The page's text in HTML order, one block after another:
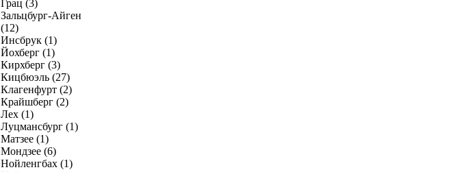
Грац (3)
Зальцбург-Айген
(12)
Инсбрук (1)
Йохберг (1)
Кирхберг (3)
Кицбюэль (27)
Клагенфурт (2)
Крайшберг (2)
Лех (1)
Луцмансбург (1)
Матзее (1)
Мондзее (6)
Нойленгбах (1)